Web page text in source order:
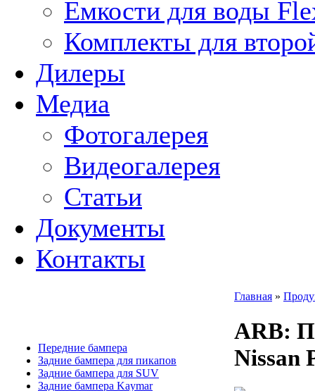
Емкости для воды
Комплекты для
Дилеры
Медиа
Фотогалерея
Видеогалерея
Статьи
Документы
Контакты
Передние бампера
Задние бампера для пикапов
Задние бампера для SUV
Задние бампера Kaymar
Главная »
ARB:
Nissan